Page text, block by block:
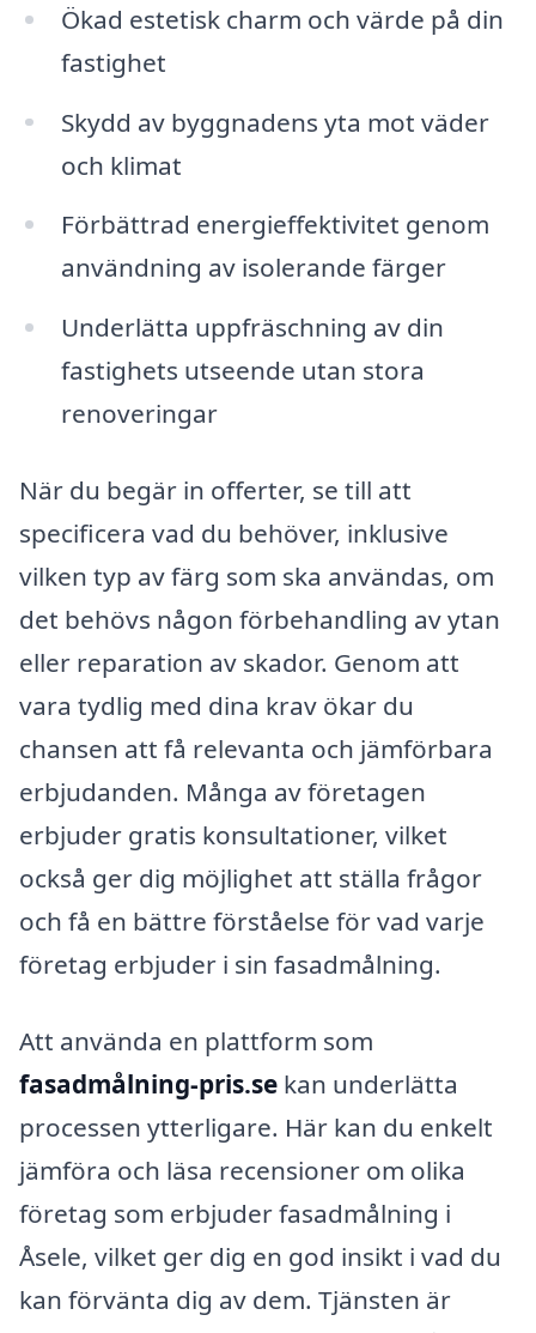
Ökad estetisk charm och värde på din
fastighet
Skydd av byggnadens yta mot väder
och klimat
Förbättrad energieffektivitet genom
användning av isolerande färger
Underlätta uppfräschning av din
fastighets utseende utan stora
renoveringar
När du begär in offerter, se till att
specificera vad du behöver, inklusive
vilken typ av färg som ska användas, om
det behövs någon förbehandling av ytan
eller reparation av skador. Genom att
vara tydlig med dina krav ökar du
chansen att få relevanta och jämförbara
erbjudanden. Många av företagen
erbjuder gratis konsultationer, vilket
också ger dig möjlighet att ställa frågor
och få en bättre förståelse för vad varje
företag erbjuder i sin fasadmålning.
Att använda en plattform som
fasadmålning-pris.se kan underlätta
processen ytterligare. Här kan du enkelt
jämföra och läsa recensioner om olika
företag som erbjuder fasadmålning i
Åsele, vilket ger dig en god insikt i vad du
kan förvänta dig av dem. Tjänsten är